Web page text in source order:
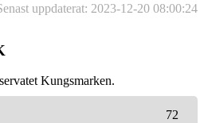
uppdaterat: 2023-12-20 08:00:24
Kungsmarken.
72